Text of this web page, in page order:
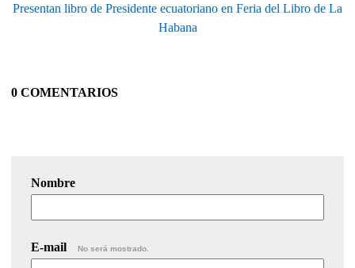
Presentan libro de Presidente ecuatoriano en Feria del Libro de La
Habana
0 COMENTARIOS
Nombre
E-mail No será mostrado.